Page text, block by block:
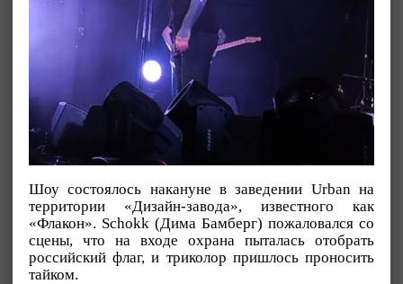
Шоу состоялось накануне в заведении Urban на
территории «Дизайн-завода», известного как
«Флакон». Schokk (Дима Бамберг) пожаловался со
сцены, что на входе охрана пыталась отобрать
российский флаг, и триколор пришлось проносить
тайком.